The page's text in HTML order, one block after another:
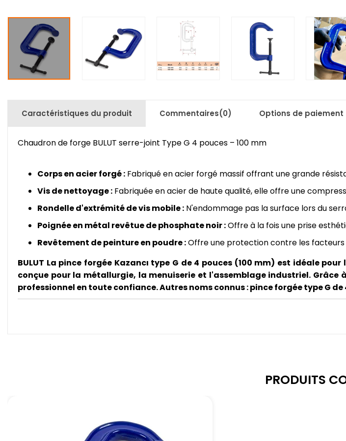
Caractéristiques du produit Commentaires(0) Options de paiement
Chaudron de forge BULUT serre-joint Type G 4 pouces – 100 mm
Corps en acier forgé : Fabriqué en acier forgé massif offrant une grande
Vis de nettoyage : Fabriquée en acier de haute qualité, elle offre une
Rondelle d'extrémité de vis mobile : N'endommage pas la surface lors du
Poignée en métal revêtue de phosphate noir :Offre à la fois une prise
Revêtement de peinture en poudre :Offre une protection contre les facteurs
BULUT La pince forgée Kazancı type G de 4 pouces (100 mm) est idéale
conçue pour la métallurgie, la menuiserie et l'assemblage industriel.
professionnel en toute confiance. Autres noms connus : pince forgée type G
PRODUITS